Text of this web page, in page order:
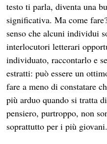
testo ti parla, diventa una
significativa. Ma come
senso che alcuni individui
interlocutori letterari
individuato, raccontarlo e
estratti: può essere un
fare a meno di constatare
più arduo quando si tratta
pensiero, purtroppo, non
soprattutto per i più giovani.